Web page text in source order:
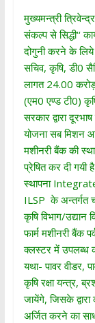
मुख्यमन्त्री
संकल्प से सिद्धी‘‘
दोगुनी करने के लिये
सचिव, कृषि, डी0
लागत 24.00
(एम0 एण्ड टी0)
सरकार द्वारा
योजना सब मिशन
मशीनरी बैंक की
प्रेषित कर दी
स्थापना
ILSP के अन्तर्गत
कृषि विभाग/उद्यान
फार्म मशीनरी बैंक
क्लस्टर में उपलब्ध
यथा- पावर वीडर,
कृषि रक्षा यन्त्र,
जायेंगे, जिसके
अर्जित करने का